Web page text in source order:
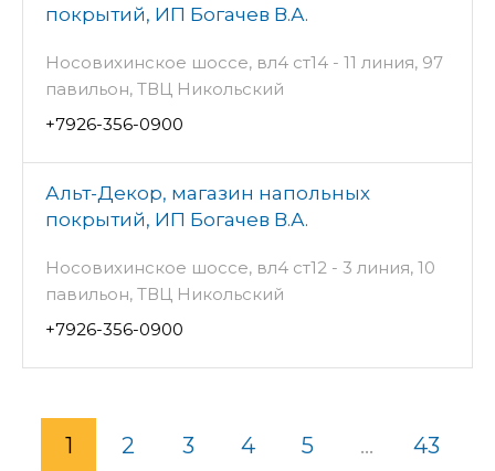
покрытий, ИП Богачев В.А.
Носовихинское шоссе, вл4 ст14 - 11 линия, 97
павильон, ТВЦ Никольский
+7926-356-0900
Альт-Декор, магазин напольных
покрытий, ИП Богачев В.А.
Носовихинское шоссе, вл4 ст12 - 3 линия, 10
павильон, ТВЦ Никольский
+7926-356-0900
1 2 3 4 5 ... 43